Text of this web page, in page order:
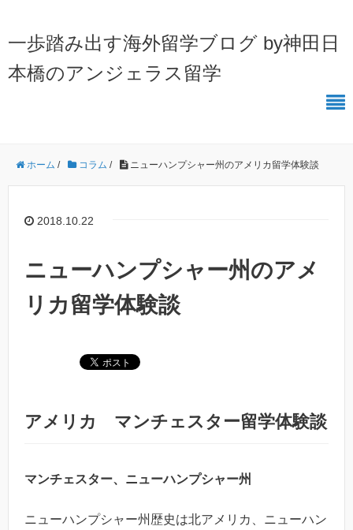
一歩踏み出す海外留学ブログ by神田日
本橋のアンジェラス留学
ホーム / コラム / ニューハンプシャー州のアメリカ留学体験談
2018.10.22
ニューハンプシャー州のアメ
リカ留学体験談
アメリカ マンチェスター留学体験談
マンチェスター、ニューハンプシャー州
ニューハンプシャー州歴史は北アメリカ、ニューハン